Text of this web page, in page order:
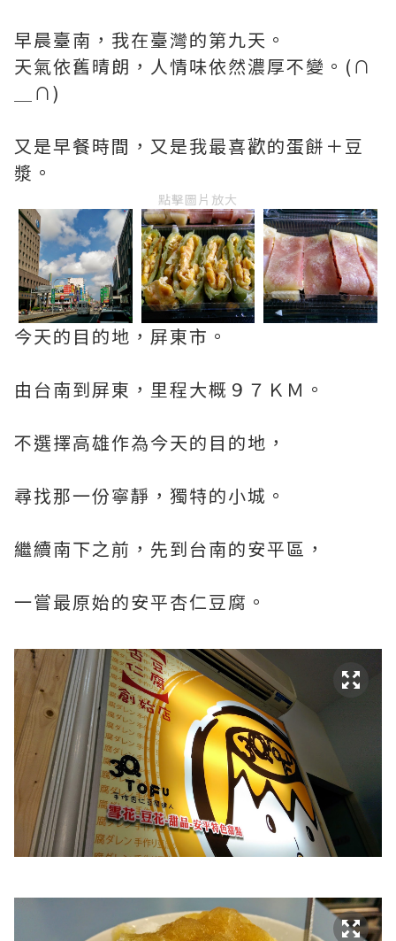
早晨臺南，我在臺灣的第九天。
天氣依舊晴朗，人情味依然濃厚不變。(∩
＿∩)
又是早餐時間，又是我最喜歡的蛋餅＋豆
漿。
點擊圖片放大
今天的目的地，屏東市。
由台南到屏東，里程大概９７ＫＭ。
不選擇高雄作為今天的目的地，
尋找那一份寧靜，獨特的小城。
繼續南下之前，先到台南的安平區，
一嘗最原始的安平杏仁豆腐。